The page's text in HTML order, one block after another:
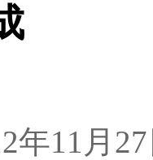
年11月